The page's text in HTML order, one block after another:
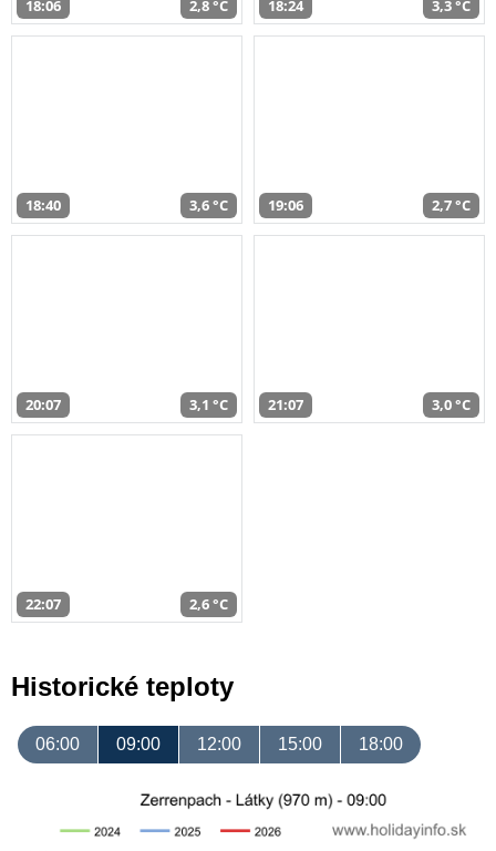
18:06 2,8 °C 18:24 3,3 °C
18:40 3,6 °C 19:06 2,7 °C
20:07 3,1 °C 21:07 3,0 °C
22:07 2,6 °C
Historické teploty
06:00 09:00 12:00 15:00 18:00